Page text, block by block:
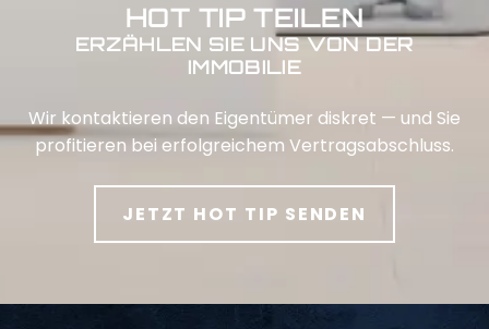
HOT TIP TEILEN
ERZÄHLEN SIE UNS VON DER
IMMOBILIE
Wir kontaktieren den Eigentümer diskret — und Sie
profitieren bei erfolgreichem Vertragsabschluss.
JETZT HOT TIP SENDEN